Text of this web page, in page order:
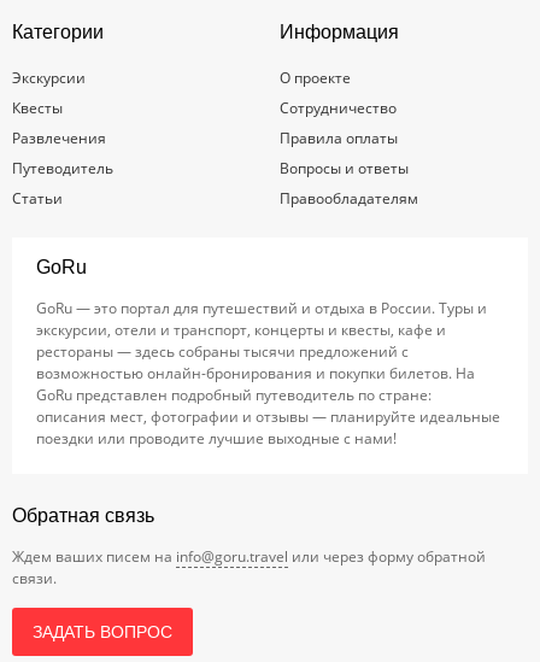
Категории
Экскурсии
Квесты
Развлечения
Путеводитель
Статьи
Информация
О проекте
Сотрудничество
Правила оплаты
Вопросы и ответы
Правообладателям
GoRu
GoRu — это портал для путешествий и отдыха в России. Туры и
экскурсии, отели и транспорт, концерты и квесты, кафе и
рестораны — здесь собраны тысячи предложений с
возможностью онлайн-бронирования и покупки билетов. На
GoRu представлен подробный путеводитель по стране:
описания мест, фотографии и отзывы — планируйте идеальные
поездки или проводите лучшие выходные с нами!
Обратная связь
Ждем ваших писем на info@goru.travel или через форму обратной
связи.
ЗАДАТЬ ВОПРОС